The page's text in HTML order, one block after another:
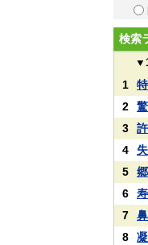
検索
▼
1
2
3
4
5
郷
6
7
8